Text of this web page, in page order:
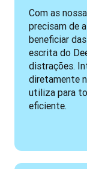
Com as
precisam de
beneficiar
escrita do
distrações.
diretamente
utiliza para
eficiente.